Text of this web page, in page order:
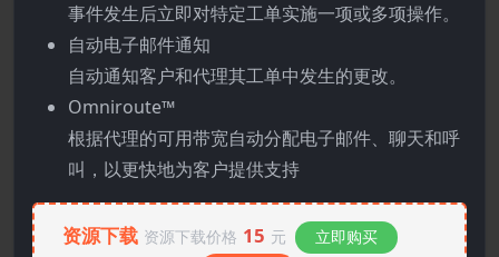
事件发生后立即对特定工单实施一项或多项操作。
自动电子邮件通知
自动通知客户和代理其工单中发生的更改。
Omniroute™
根据代理的可用带宽自动分配电子邮件、聊天和呼
叫，以更快地为客户提供支持
资源下载 资源下载价格 15 元
立即购买